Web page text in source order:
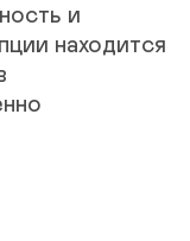
и
находится